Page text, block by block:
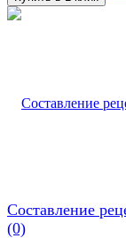
Составление
(0)